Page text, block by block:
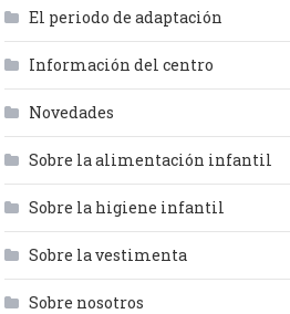
El periodo de adaptación
Información del centro
Novedades
Sobre la alimentación infantil
Sobre la higiene infantil
Sobre la vestimenta
Sobre nosotros